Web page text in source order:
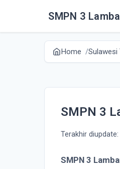
SMPN 3
Home Sulawesi
SMPN 3
Terakhir
SMPN 3